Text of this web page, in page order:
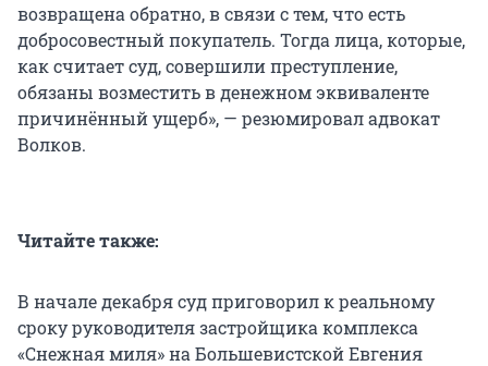
возвращена обратно, в связи с тем, что есть
добросовестный покупатель. Тогда лица, которые,
как считает суд, совершили преступление,
обязаны возместить в денежном эквиваленте
причинённый ущерб», — резюмировал адвокат
Волков.
Читайте также:
В начале декабря суд приговорил к реальному
сроку руководителя застройщика комплекса
«Снежная миля» на Большевистской Евгения